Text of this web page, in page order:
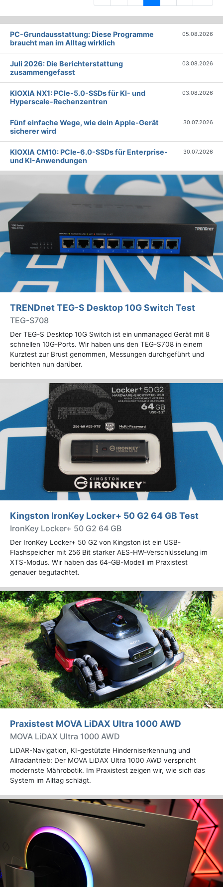
PC-Grundausstattung: Diese Programme
braucht man im Alltag wirklich
05.08.2026
Juli 2026: Die Bericht­erstattung
zusammengefasst
03.08.2026
KIOXIA NX1: PCIe-5.0-SSDs für KI- und
Hyperscale-Rechenzentren
03.08.2026
Fünf einfache Wege, wie dein Apple-Gerät
sicherer wird
30.07.2026
KIOXIA CM10: PCIe-6.0-SSDs für Enterprise-
und KI-Anwendungen
30.07.2026
TRENDnet TEG-S Desktop 10G Switch Test
TEG-S708
Der TEG-S Desktop 10G Switch ist ein unmanaged Gerät mit 8
schnellen 10G-Ports. Wir haben uns den TEG-S708 in einem
Kurztest zur Brust genommen, Messungen durchgeführt und
berichten nun darüber.
Kingston IronKey Locker+ 50 G2 64 GB Test
IronKey Locker+ 50 G2 64 GB
Der IronKey Locker+ 50 G2 von Kingston ist ein USB-
Flashspeicher mit 256 Bit starker AES-HW-Verschlüsselung im
XTS-Modus. Wir haben das 64-GB-Modell im Praxistest
genauer begutachtet.
Praxistest MOVA LiDAX Ultra 1000 AWD
MOVA LiDAX Ultra 1000 AWD
LiDAR-Navigation, KI-gestützte Hinderniserkennung und
Allradantrieb: Der MOVA LiDAX Ultra 1000 AWD verspricht
modernste Mährobotik. Im Praxistest zeigen wir, wie sich das
System im Alltag schlägt.